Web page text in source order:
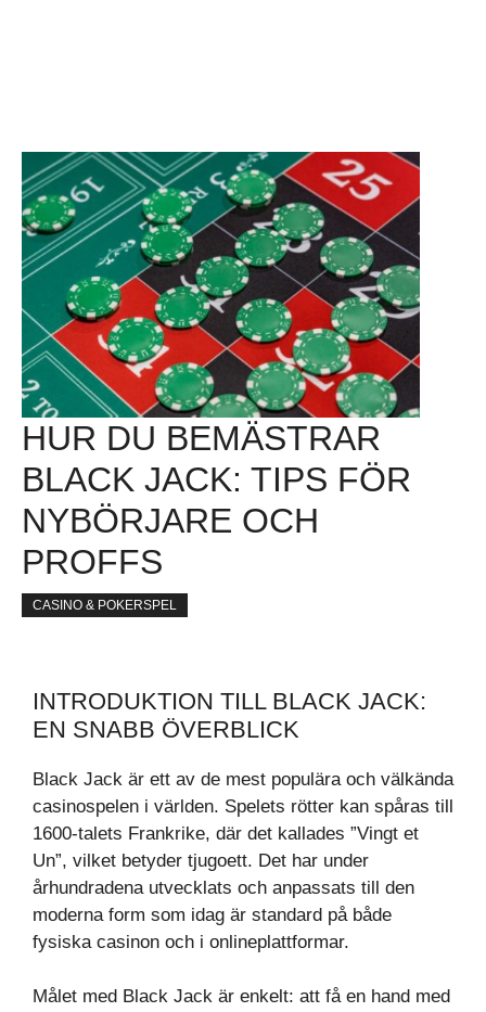
HUR DU BEMÄSTRAR
BLACK JACK: TIPS FÖR
NYBÖRJARE OCH
PROFFS
CASINO & POKERSPEL
INTRODUKTION TILL BLACK JACK:
EN SNABB ÖVERBLICK
Black Jack är ett av de mest populära och välkända
casinospelen i världen. Spelets rötter kan spåras till
1600-talets Frankrike, där det kallades ”Vingt et
Un”, vilket betyder tjugoett. Det har under
århundradena utvecklats och anpassats till den
moderna form som idag är standard på både
fysiska casinon och i onlineplattformar.
Målet med Black Jack är enkelt: att få en hand med